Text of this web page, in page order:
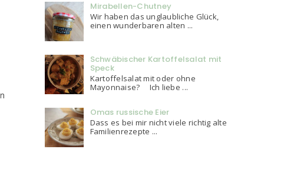
Mirabellen-Chutney
Wir haben das unglaubliche Glück,
einen wunderbaren alten ...
Schwäbischer Kartoffelsalat mit
Speck
Kartoffelsalat mit oder ohne
Mayonnaise? Ich liebe ...
Omas russische Eier
Dass es bei mir nicht viele richtig alte
Familienrezepte ...